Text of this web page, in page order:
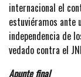
internacional el
estuviéramos ante
independencia de
vedado contra el
Apunte final